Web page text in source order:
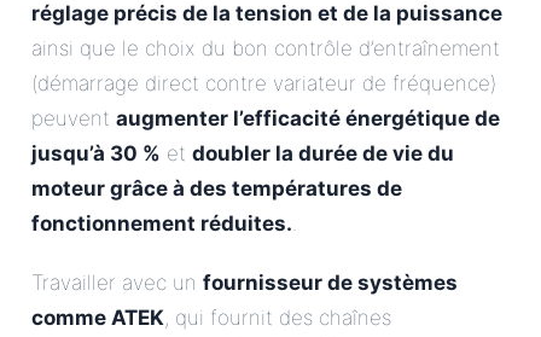
réglage précis de la tension et de la puissance
ainsi que le choix du bon contrôle d’entraînement
(démarrage direct contre variateur de fréquence)
peuvent augmenter l’efficacité énergétique de
jusqu’à 30 % et doubler la durée de vie du
moteur grâce à des températures de
fonctionnement réduites..
Travailler avec un fournisseur de systèmes
comme ATEK, qui fournit des chaînes